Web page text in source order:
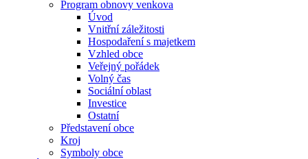
Program obnovy venkova
Úvod
Vnitřní záležitosti
Hospodaření s majetkem
Vzhled obce
Veřejný pořádek
Volný čas
Sociální oblast
Investice
Ostatní
Představení obce
Kroj
Symboly obce